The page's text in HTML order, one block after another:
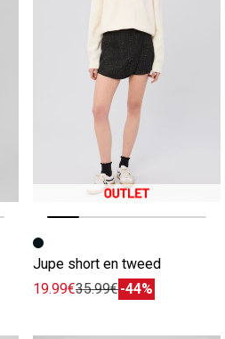
Image précédente
Image suivante
Jupe short en tweed
19.99€35.99€-44%